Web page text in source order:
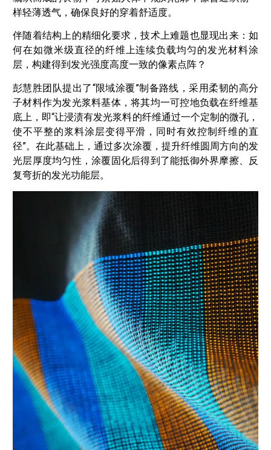
样轻薄透气，确保良好的穿着舒适度。
伴随着结构上的精细化要求，技术上难题也显现出来：如
何在如微米级直径的纤维上连续负载均匀的发光材料涂
层，构建得到发光强度高度一致的像素点阵？
彭慧胜团队提出了“限域涂覆”制备路线，采用柔韧的高分
子材料作为发光浆料基体，将其均一可控地负载在纤维基
底上，即“让浸渍有发光浆料的纤维通过一个定制的微孔，
使不平整的浆料涂层变得平滑，同时有效控制纤维的直
径”。在此基础上，通过多次涂覆，提升纤维圆周方向的发
光层厚度均匀性，涂覆固化后得到了能抵御外界摩擦、反
复弯折的发光功能层。